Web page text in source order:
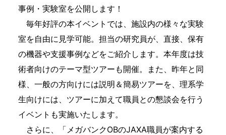
事例・実験室を公開します！
毎年好評の本イベントでは、施設内の様々な実験
室を自由に見学可能。担当の研究員が、直接、保有
の機器や支援事例などをご紹介します。本年度は技
術者向けのテーマ型ツアーも開催。また、昨年と同
様、一般の方向けには説明＆簡易ツアーを、理系学
生向けには、ツアーに加えて職員との懇談会を行う
イベントも実施いたします。
さらに、「メガバンクOBのJAXA職員が案内する